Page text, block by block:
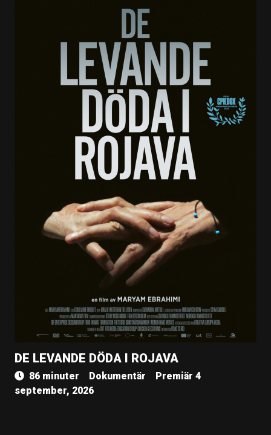
DE LEVANDE DÖDA I ROJAVA
86 minuter Dokumentär
Premiär 4
september, 2026